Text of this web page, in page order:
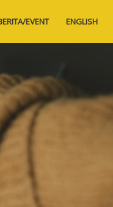
EVENT ENGLISH